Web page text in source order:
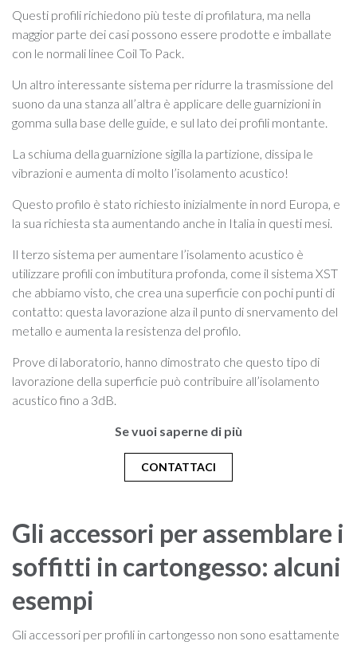
Questi profili richiedono più teste di profilatura, ma nella
maggior parte dei casi possono essere prodotte e imballate
con le normali linee Coil To Pack.
Un altro interessante sistema per ridurre la trasmissione del
suono da una stanza all’altra è applicare delle guarnizioni in
gomma sulla base delle guide, e sul lato dei profili montante.
La schiuma della guarnizione sigilla la partizione, dissipa le
vibrazioni e aumenta di molto l’isolamento acustico!
Questo profilo è stato richiesto inizialmente in nord Europa, e
la sua richiesta sta aumentando anche in Italia in questi mesi.
Il terzo sistema per aumentare l’isolamento acustico è
utilizzare profili con imbutitura profonda, come il sistema XST
che abbiamo visto, che crea una superficie con pochi punti di
contatto: questa lavorazione alza il punto di snervamento del
metallo e aumenta la resistenza del profilo.
Prove di laboratorio, hanno dimostrato che questo tipo di
lavorazione della superficie può contribuire all’isolamento
acustico fino a 3dB.
Se vuoi saperne di più
CONTATTACI
Gli accessori per assemblare i
soffitti in cartongesso: alcuni
esempi
Gli accessori per profili in cartongesso non sono esattamente